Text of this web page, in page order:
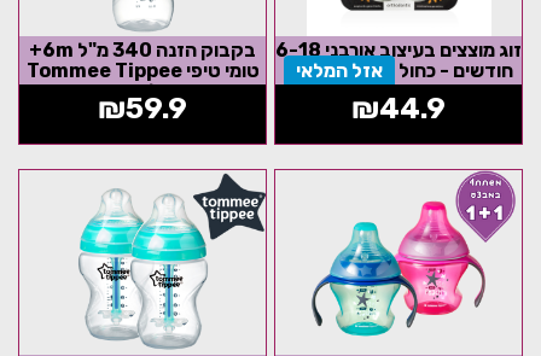
זוג מוצצים בעיצוב אורבני 6-18
חודשים - כחול
אזל המלאי
₪44.9
בקבוק הזנה 340 מ"ל 6m+
טומי טיפי Tommee Tippee
פטמה למזון סמיך
אזל המלאי
₪59.9